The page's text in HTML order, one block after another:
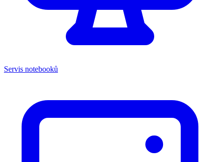
Servis notebooků